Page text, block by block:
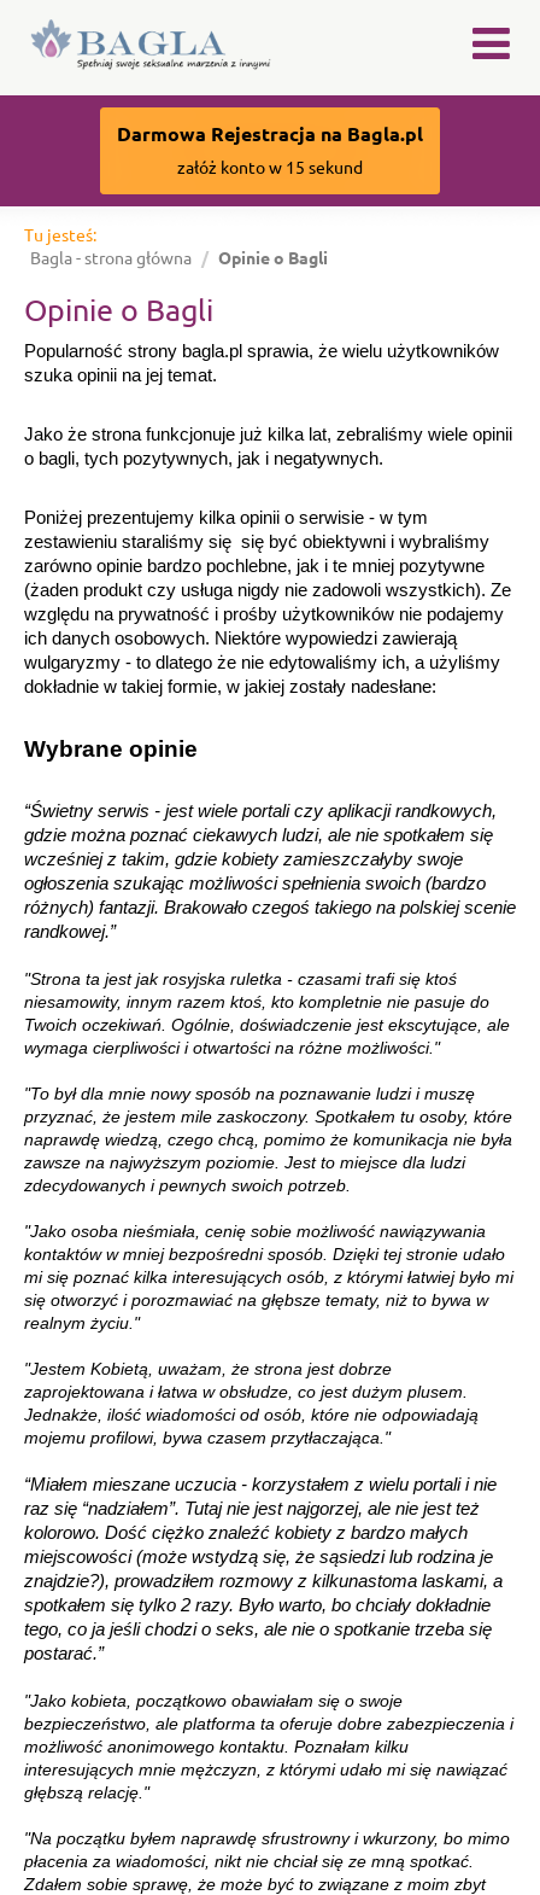
×
Darmowa Rejestracja na Bagla.pl
załóż konto w 15 sekund
Tu jesteś:
Bagla - strona główna
Opinie o Bagli
Opinie o Bagli
Popularność strony bagla.pl sprawia, że wielu użytkowników
szuka opinii na jej temat.
Jako że strona funkcjonuje już kilka lat, zebraliśmy wiele opinii
o bagli, tych pozytywnych, jak i negatywnych.
Poniżej prezentujemy kilka opinii o serwisie - w tym
zestawieniu staraliśmy się  się być obiektywni i wybraliśmy
zarówno opinie bardzo pochlebne, jak i te mniej pozytywne
(żaden produkt czy usługa nigdy nie zadowoli wszystkich). Ze
względu na prywatność i prośby użytkowników nie podajemy
ich danych osobowych. Niektóre wypowiedzi zawierają
wulgaryzmy - to dlatego że nie edytowaliśmy ich, a użyliśmy
dokładnie w takiej formie, w jakiej zostały nadesłane:
Wybrane opinie
“Świetny serwis - jest wiele portali czy aplikacji randkowych,
gdzie można poznać ciekawych ludzi, ale nie spotkałem się
wcześniej z takim, gdzie kobiety zamieszczałyby swoje
ogłoszenia szukając możliwości spełnienia swoich (bardzo
różnych) fantazji. Brakowało czegoś takiego na polskiej scenie
randkowej.”
"Strona ta jest jak rosyjska ruletka - czasami trafi się ktoś
niesamowity, innym razem ktoś, kto kompletnie nie pasuje do
Twoich oczekiwań. Ogólnie, doświadczenie jest ekscytujące, ale
wymaga cierpliwości i otwartości na różne możliwości."
"To był dla mnie nowy sposób na poznawanie ludzi i muszę
przyznać, że jestem mile zaskoczony. Spotkałem tu osoby, które
naprawdę wiedzą, czego chcą, pomimo że komunikacja nie była
zawsze na najwyższym poziomie. Jest to miejsce dla ludzi
zdecydowanych i pewnych swoich potrzeb.
"Jako osoba nieśmiała, cenię sobie możliwość nawiązywania
kontaktów w mniej bezpośredni sposób. Dzięki tej stronie udało
mi się poznać kilka interesujących osób, z którymi łatwiej było mi
się otworzyć i porozmawiać na głębsze tematy, niż to bywa w
realnym życiu."
"Jestem Kobietą, uważam, że strona jest dobrze
zaprojektowana i łatwa w obsłudze, co jest dużym plusem.
Jednakże, ilość wiadomości od osób, które nie odpowiadają
mojemu profilowi, bywa czasem przytłaczająca."
“Miałem mieszane uczucia - korzystałem z wielu portali i nie
raz się “nadziałem”. Tutaj nie jest najgorzej, ale nie jest też
kolorowo. Dość ciężko znaleźć kobiety z bardzo małych
miejscowości (może wstydzą się, że sąsiedzi lub rodzina je
znajdzie?), prowadziłem rozmowy z kilkunastoma laskami, a
spotkałem się tylko 2 razy. Było warto, bo chciały dokładnie
tego, co ja jeśli chodzi o seks, ale nie o spotkanie trzeba się
postarać.”
"Jako kobieta, początkowo obawiałam się o swoje
bezpieczeństwo, ale platforma ta oferuje dobre zabezpieczenia i
możliwość anonimowego kontaktu. Poznałam kilku
interesujących mnie mężczyzn, z którymi udało mi się nawiązać
głębszą relację."
"Na początku byłem naprawdę sfrustrowny i wkurzony, bo mimo
płacenia za wiadomości, nikt nie chciał się ze mną spotkać.
Zdałem sobie sprawę, że może być to związane z moim zbyt